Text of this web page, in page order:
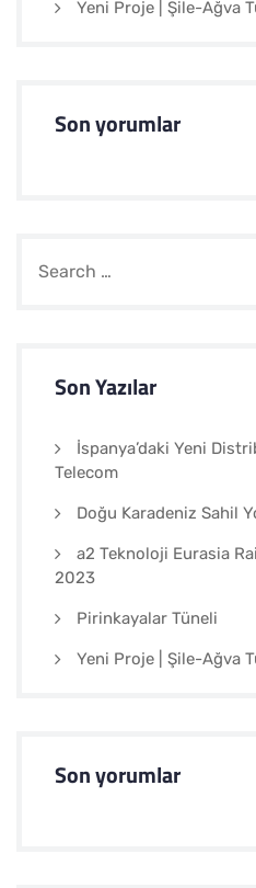
Yeni Proje | Şile-Ağva
Son yorumlar
Son Yazılar
İspanya’daki Yeni
Telecom
Doğu Karadeniz Sahil
a2 Teknoloji Eurasia
2023
Pirinkayalar Tüneli
Yeni Proje | Şile-Ağva
Son yorumlar